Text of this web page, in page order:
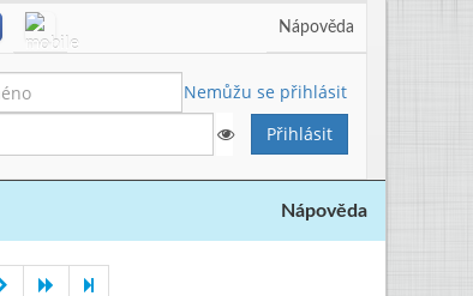
Nápověda
Nemůžu se přihlásit
Nápověda